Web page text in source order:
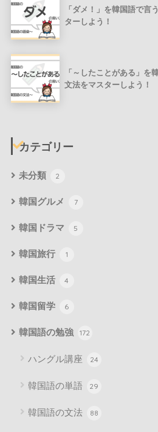
「ダメ！」を韓国語で言
ターしよう！
「～したことがある」を
文法をマスターしよう！
カテゴリー
未分類 2
韓国グルメ 7
韓国ドラマ 5
韓国旅行 1
韓国生活 4
韓国留学 6
韓国語の勉強 172
ハングル講座 24
韓国語の単語 29
韓国語の文法 88